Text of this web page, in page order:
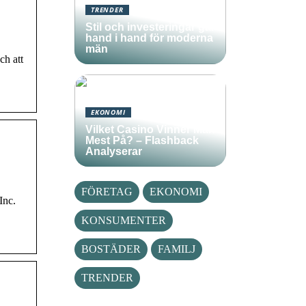
att
TRENDER
Stil och investeringar går
hand i hand för moderna
män
EKONOMI
Vilket Casino Vinner Man
Mest På? – Flashback
Analyserar
FÖRETAG EKONOMI
KONSUMENTER
BOSTÄDER FAMILJ
TRENDER